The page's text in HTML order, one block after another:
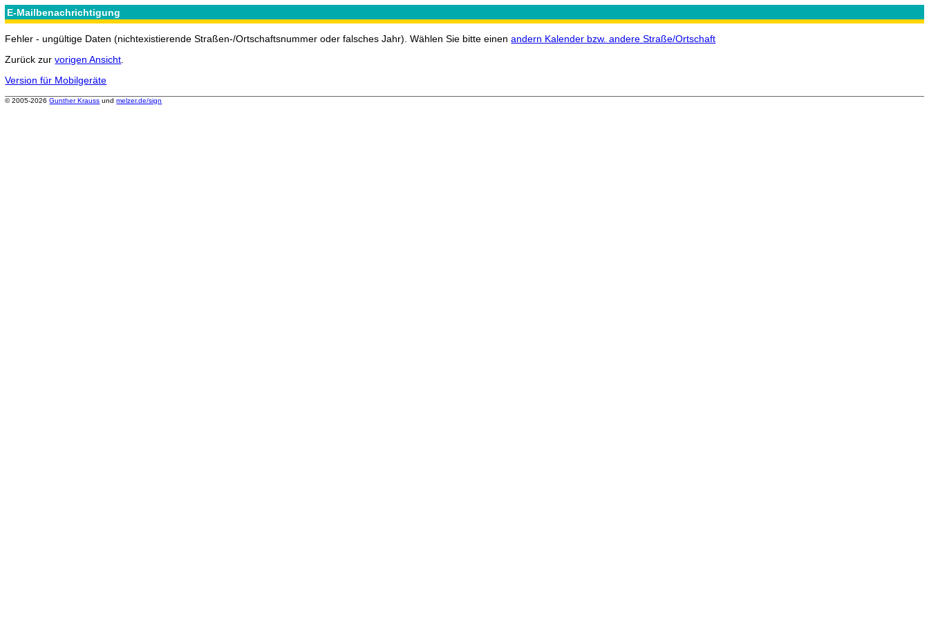
E-Mailbenachrichtigung
Fehler - ungültige Daten (nichtexistierende Straßen-/Ortschaftsnummer oder falsches Jahr). Wählen Sie bitte einenandern Kalender bzw. andere Straße/Ortschaft
Zurück zurvorigen Ansicht.
Version für Mobilgeräte
© 2005-2026Gunther Krauss undmelzer.de/sign